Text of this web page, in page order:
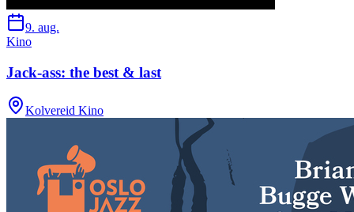
9. aug.
Kino
Jack-ass: the best & last
Kolvereid Kino